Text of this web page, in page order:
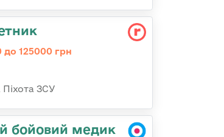
до 125000 грн
ЗСУ
бойовий медик